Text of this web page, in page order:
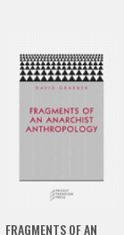
FRAGMENTS OF AN